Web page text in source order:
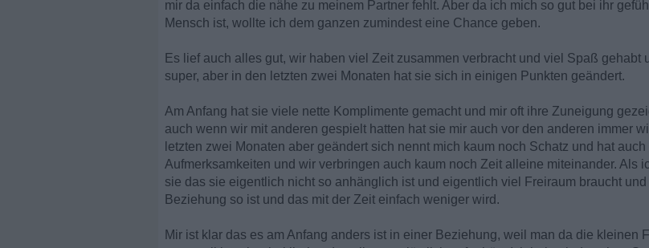
mir da einfach die nähe zu meinem Partner fehlt. Aber da ich mich so gut bei ihr
Mensch ist, wollte ich dem ganzen zumindest eine Chance geben.
Es lief auch alles gut, wir haben viel Zeit zusammen verbracht und viel Spaß gehabt
super, aber in den letzten zwei Monaten hat sie sich in einigen Punkten geändert.
Am Anfang hat sie viele nette Komplimente gemacht und mir oft ihre Zuneigung
auch wenn wir mit anderen gespielt hatten hat sie mir auch vor den anderen immer
letzten zwei Monaten aber geändert sich nennt mich kaum noch Schatz und hat
Aufmerksamkeiten und wir verbringen auch kaum noch Zeit alleine miteinander. Als
sie das sie eigentlich nicht so anhänglich ist und eigentlich viel Freiraum braucht
Beziehung so ist und das mit der Zeit einfach weniger wird.
Mir ist klar das es am Anfang anders ist in einer Beziehung, weil man da die kleinen